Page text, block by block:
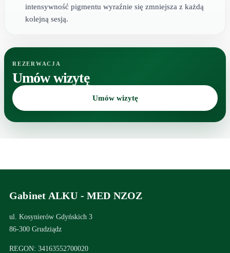
intensywność pigmentu wyraźnie się zmniejsza z każdą
kolejną sesją.
REZERWACJA
Umów wizytę
Umów wizytę
Gabinet ALKU - MED NZOZ
ul. Kosynierów Gdyńskich 3
86-300 Grudziądz
REGON: 34163552700020